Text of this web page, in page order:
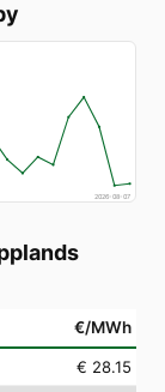
2026-08-07
€/MWh
€ 28.15